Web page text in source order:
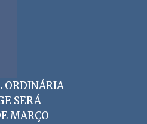
ORDINÁRIA
SERÁ
MARÇO